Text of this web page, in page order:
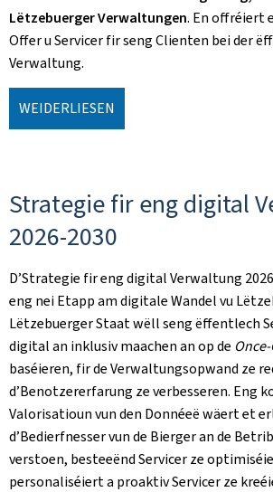
Lëtzebuerger Verwaltungen. En offréiert
Offer u Servicer fir seng Clienten bei der
Verwaltung.
WEIDERLIESEN
Strategie fir eng digital
2026-2030
D’Strategie fir eng digital Verwaltung
eng nei Etapp am digitale Wandel vu
Lëtzebuerger Staat wëll seng ëffentlech
digital an inklusiv maachen an op de
baséieren, fir de Verwaltungsopwand ze
d’Benotzererfarung ze verbesseren. Eng
Valorisatioun vun den Donnéeë wäert et
d’Bedierfnesser vun de Bierger an de
verstoen, besteeënd Servicer ze
personaliséiert a proaktiv Servicer ze